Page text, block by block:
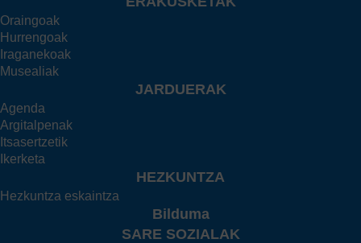
Oraingoak
Hurrengoak
Iraganekoak
Musealiak
JARDUERAK
Agenda
Argitalpenak
Itsasertzetik
Ikerketa
HEZKUNTZA
Hezkuntza eskaintza
Bilduma
SARE SOZIALAK